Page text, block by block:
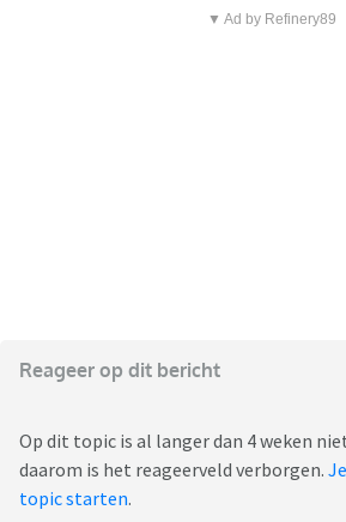
▼ Ad by Refinery89
Reageer op dit bericht
Op dit topic is al langer dan 4 weken
daarom is het reageerveld verborgen.
topic starten.